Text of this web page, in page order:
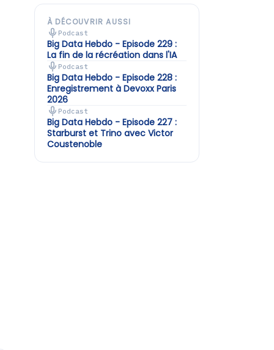
À DÉCOUVRIR AUSSI
Podcast
Big Data Hebdo - Episode 229 :
La fin de la récréation dans l'IA
Podcast
Big Data Hebdo - Episode 228 :
Enregistrement à Devoxx Paris
2026
Podcast
Big Data Hebdo - Episode 227 :
Starburst et Trino avec Victor
Coustenoble